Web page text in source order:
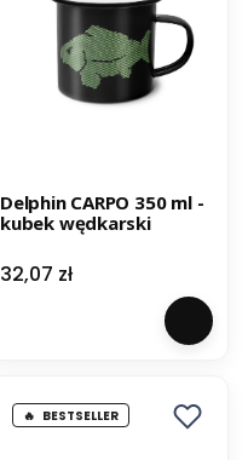
Delphin CARPO 350 ml -
kubek wędkarski
Cena
32,07 zł
BESTSELLER